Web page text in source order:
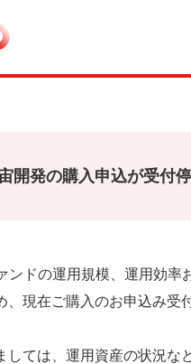
開発の購入申込が受付
ンドの運用規模、運用効
現在ご購入のお申込み受
ては、運用資産の状況な